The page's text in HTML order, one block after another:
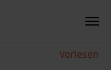
Vorlesen